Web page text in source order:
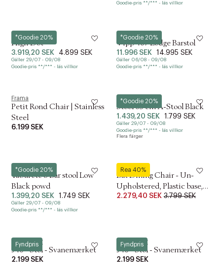
Goodie-pris **/*** - läs villkor
*Goodie 20%
Fritz Hansen
High Dot
3.919,20 SEK 4.899 SEK
Gäller 29/07 - 09/08
Goodie-pris **/*** - läs villkor
*Goodie 20%
Vipp
Vipp 467 Lodge Barstol
11.996 SEK 14.995 SEK
Gäller 06/08 - 09/08
Goodie-pris **/*** - läs villkor
Frama
Petit Rond Chair | Stainless
Steel
6.199 SEK
*Goodie 20%
Zone
Stool 65 cm A-Stool Black
1.439,20 SEK 1.799 SEK
Gäller 29/07 - 09/08
Goodie-pris **/*** - läs villkor
Flera färger
*Goodie 20%
Hay
Taburete 8 Bar stool Low
Black powd
1.399,20 SEK 1.749 SEK
Gäller 29/07 - 09/08
Goodie-pris **/*** - läs villkor
Rea 40%
Gubi
Bat Dining Chair - Un-
Upholstered, Plastic base,
Monochrome, Outdoor (
2.279,40 SEK 3.799 SEK
Fyndpris
FDB Møbler
J46 - Stol - Svanemærket
2.199 SEK
Fyndpris
FDB Møbler
J46 - Stol - Svanemærket
2.199 SEK